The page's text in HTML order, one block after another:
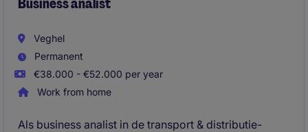
Veghel
Permanent
€38.000 - €52.000 per year
Work from home
Als business analist in de transport & distributie-